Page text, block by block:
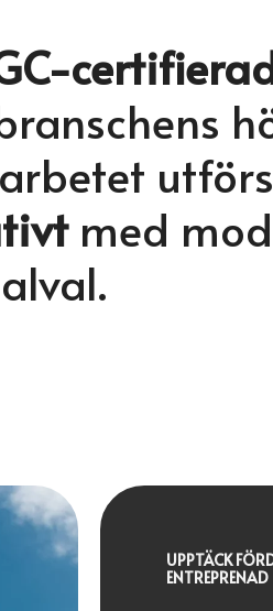
utförs
med
UPPTÄCK
ENTREPRENAD